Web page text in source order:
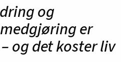
og
er
og det koster liv